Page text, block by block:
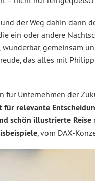
und der Weg dahin dann
ein oder andere
wunderbar, gemeinsam
das alles mit
für Unternehmen der
für relevante
schön illustrierte Reise
, vom DAX-